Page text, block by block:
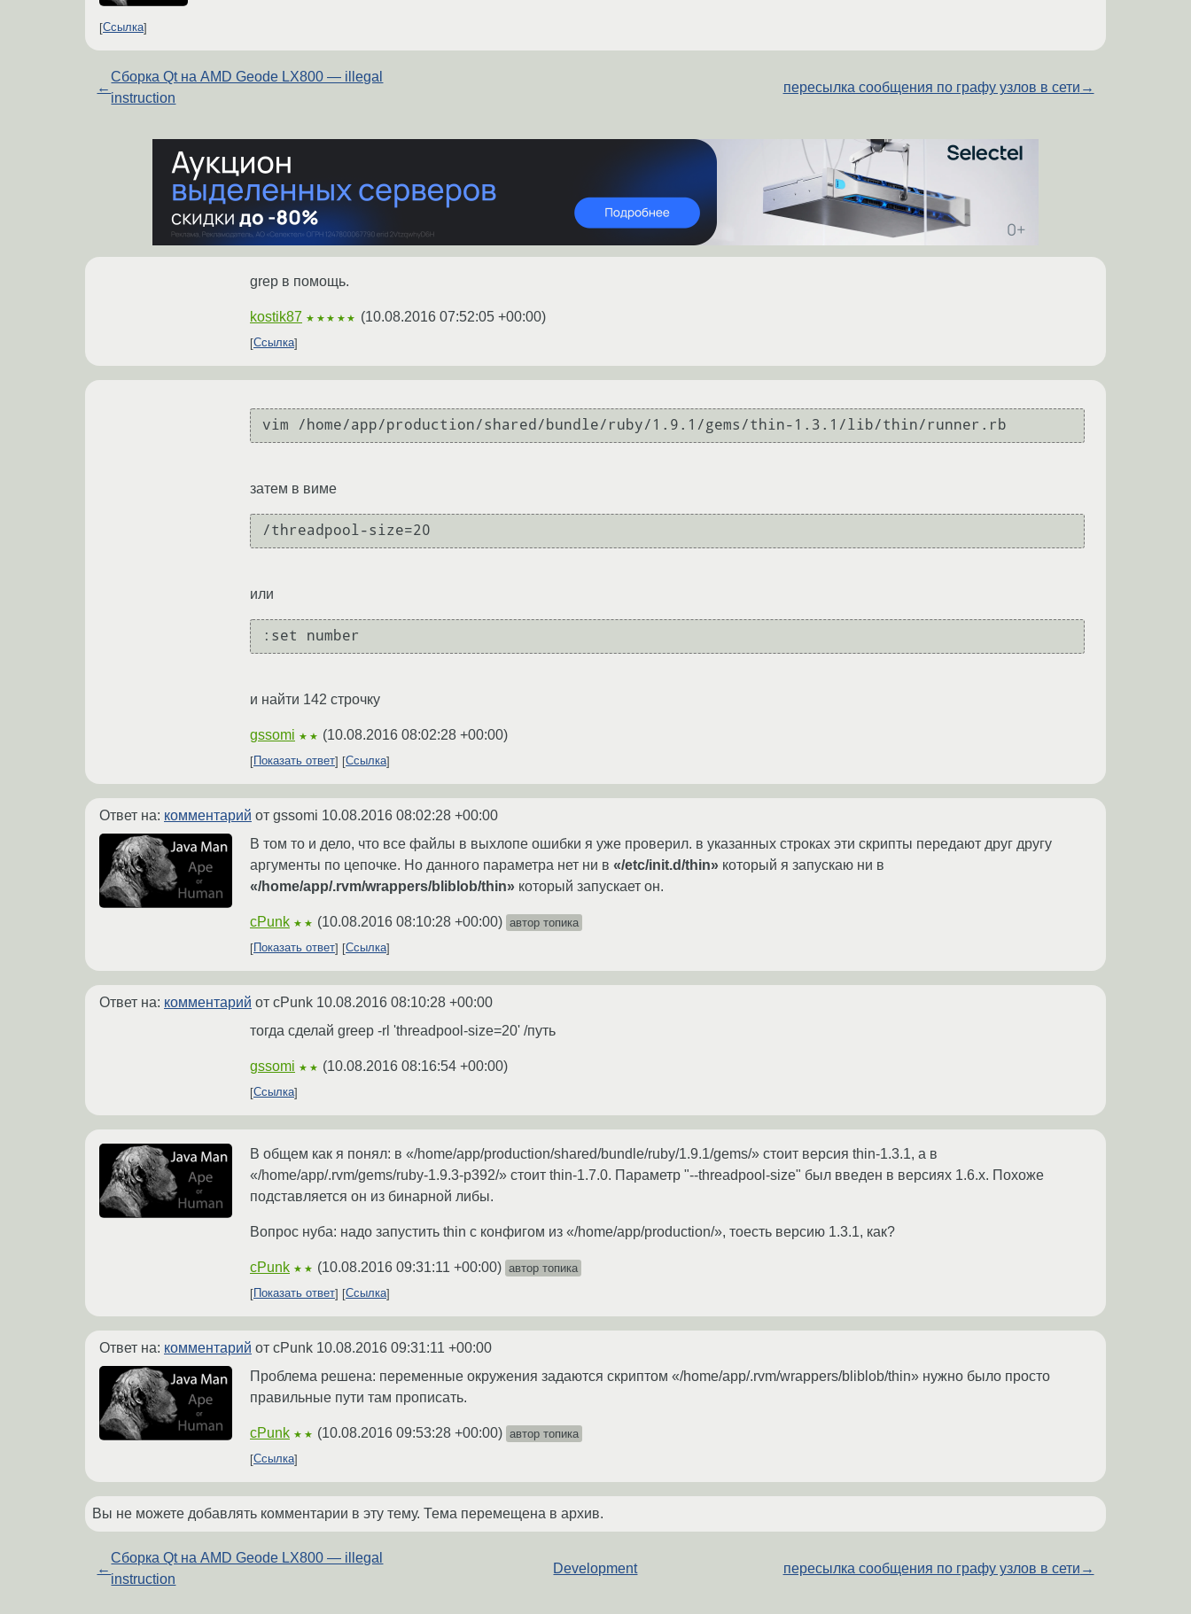
Ссылка
←
Сборка Qt на AMD Geode LX800 — illegal
instruction
пересылка сообщения по графу узлов в сети →
grep в помощь.
kostik87 ★★★★★ (10.08.2016 07:52:05 +00:00)
Ссылка
затем в виме
или
:set number
и найти 142 строчку
gssomi ★★ (10.08.2016 08:02:28 +00:00)
Показать ответ Ссылка
Ответ на: комментарий от gssomi 10.08.2016 08:02:28 +00:00
В том то и дело, что все файлы в выхлопе ошибки я уже проверил. в указанных строках эти скрипты передают друг другу
аргументы по цепочке. Но данного параметра нет ни в «/etc/init.d/thin» который я запускаю ни в
«/home/app/.rvm/wrappers/bliblob/thin» который запускает он.
cPunk ★★ (10.08.2016 08:10:28 +00:00) автор топика
Показать ответ
Ссылка
Ответ на: комментарий от cPunk 10.08.2016 08:10:28 +00:00
тогда сделай greep -rl 'threadpool-size=20' /путь
gssomi ★★ (10.08.2016 08:16:54 +00:00)
Ссылка
В общем как я понял: в «/home/app/production/shared/bundle/ruby/1.9.1/gems/» стоит версия thin-1.3.1, а в
«/home/app/.rvm/gems/ruby-1.9.3-p392/» стоит thin-1.7.0. Параметр "--threadpool-size" был введен в версиях 1.6.x. Похоже
подставляется он из бинарной либы.
Вопрос нуба: надо запустить thin с конфигом из «/home/app/production/», тоесть версию 1.3.1, как?
cPunk ★★ (10.08.2016 09:31:11 +00:00) автор топика
Показать ответ
Ссылка
Ответ на: комментарий от cPunk 10.08.2016 09:31:11 +00:00
Проблема решена: переменные окружения задаются скриптом «/home/app/.rvm/wrappers/bliblob/thin» нужно было просто
правильные пути там прописать.
cPunk ★★ (10.08.2016 09:53:28 +00:00) автор топика
Ссылка
Вы не можете добавлять комментарии в эту тему. Тема перемещена в архив.
←
Сборка Qt на AMD Geode LX800 — illegal
instruction
Development пересылка сообщения по графу узлов в сети →